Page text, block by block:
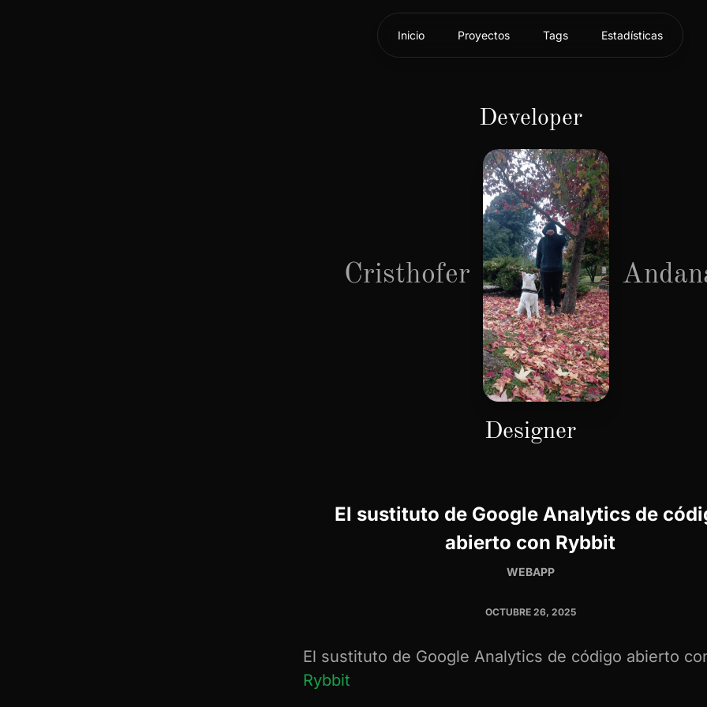
Inicio Proyectos Tags Estadísticas
Developer
Cristhofer
Designer
El sustituto de Google Analytics de
abierto con Rybbit
WEBAPP
OCTUBRE 26, 2025
El sustituto de Google Analytics de código abierto
Rybbit